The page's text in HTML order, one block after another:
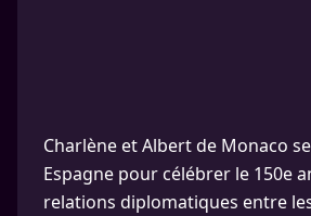
Charlène et Albert de Monaco
Espagne pour célébrer le 150e
relations diplomatiques entre